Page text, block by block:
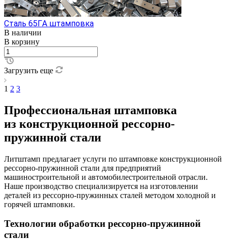
Сталь 65ГA штамповка
В наличии
В корзину
Загрузить еще
1 2 3
Профессиональная штамповка
из конструкционной рессорно-
пружинной стали
Литштамп предлагает услуги по штамповке конструкционной
рессорно-пружинной стали для предприятий
машиностроительной и автомобилестроительной отрасли.
Наше производство специализируется на изготовлении
деталей из рессорно-пружинных сталей методом холодной и
горячей штамповки.
Технологии обработки рессорно-пружинной
стали